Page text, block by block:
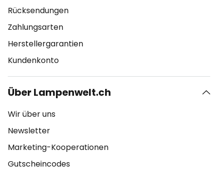
Rücksendungen
Zahlungsarten
Herstellergarantien
Kundenkonto
Über Lampenwelt.ch
Wir über uns
Newsletter
Marketing-Kooperationen
Gutscheincodes